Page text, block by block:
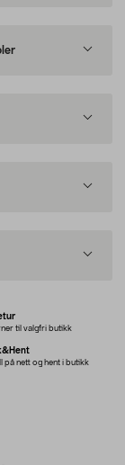
til valgfri butikk
på nett og hent i butikk